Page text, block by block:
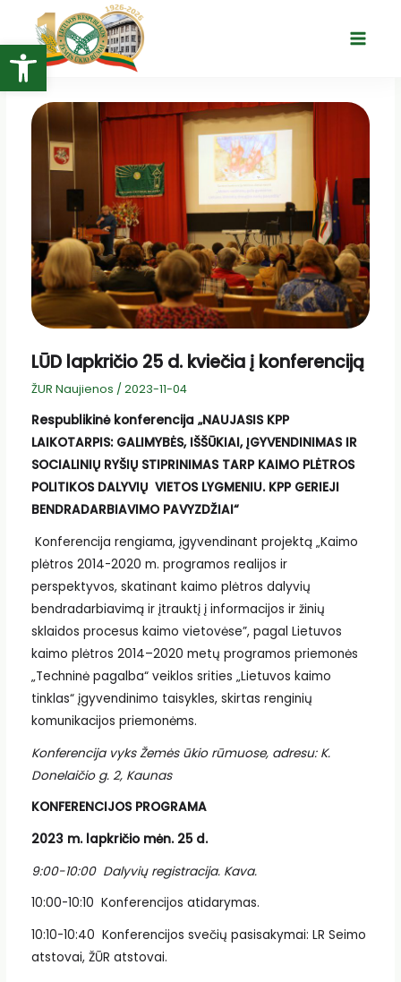
Open toolbar
turinio
Main
LŪD lapkričio 25 d. kviečia į konferenciją
ŽUR Naujienos / 2023-11-04
Respublikinė konferencija „NAUJASIS KPP
LAIKOTARPIS: GALIMYBĖS, IŠŠŪKIAI, ĮGYVENDINIMAS IR
SOCIALINIŲ RYŠIŲ STIPRINIMAS TARP KAIMO PLĖTROS
POLITIKOS DALYVIŲ VIETOS LYGMENIU. KPP GERIEJI
BENDRADARBIAVIMO PAVYZDŽIAI“
Konferencija rengiama, įgyvendinant projektą „Kaimo
plėtros 2014-2020 m. programos realijos ir
perspektyvos, skatinant kaimo plėtros dalyvių
bendradarbiavimą ir įtrauktį į informacijos ir žinių
sklaidos procesus kaimo vietovėse”, pagal Lietuvos
kaimo plėtros 2014–2020 metų programos priemonės
„Techninė pagalba“ veiklos srities „Lietuvos kaimo
tinklas“ įgyvendinimo taisykles, skirtas renginių
komunikacijos priemonėms.
Konferencija vyks Žemės ūkio rūmuose, adresu: K.
Donelaičio g. 2, Kaunas
KONFERENCIJOS PROGRAMA
2023 m. lapkričio mėn. 25 d.
9:00-10:00 Dalyvių registracija. Kava.
10:00-10:10 Konferencijos atidarymas.
10:10-10:40 Konferencijos svečių pasisakymai: LR Seimo
atstovai, ŽŪR atstovai.